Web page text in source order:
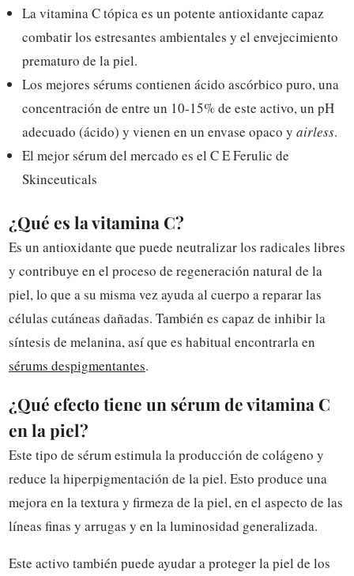
La vitamina C tópica es un potente antioxidante capaz
combatir los estresantes ambientales y el envejecimiento
prematuro de la piel.
Los mejores sérums contienen ácido ascórbico puro, una
concentración de entre un 10-15% de este activo, un pH
adecuado (ácido) y vienen en un envase opaco y airless.
El mejor sérum del mercado es el C E Ferulic de
Skinceuticals
¿Qué es la vitamina C?
Es un antioxidante que puede neutralizar los radicales libres
y contribuye en el proceso de regeneración natural de la
piel, lo que a su misma vez ayuda al cuerpo a reparar las
células cutáneas dañadas. También es capaz de inhibir la
síntesis de melanina, así que es habitual encontrarla en
sérums despigmentantes.
¿Qué efecto tiene un sérum de vitamina C
en la piel?
Este tipo de sérum estimula la producción de colágeno y
reduce la hiperpigmentación de la piel. Esto produce una
mejora en la textura y firmeza de la piel, en el aspecto de las
líneas finas y arrugas y en la luminosidad generalizada.
Este activo también puede ayudar a proteger la piel de los